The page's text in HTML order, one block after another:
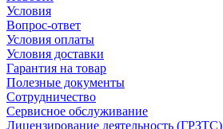
Условия
Вопрос-ответ
Условия оплаты
Условия доставки
Гарантия на товар
Полезные документы
Сотрудничество
Сервисное обслуживание
Лицензирование деятельность (ГРЗТС)